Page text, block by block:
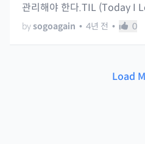
관리해야 한다.TIL (Today I
by sogoagain • 4년 전 • 0
Load